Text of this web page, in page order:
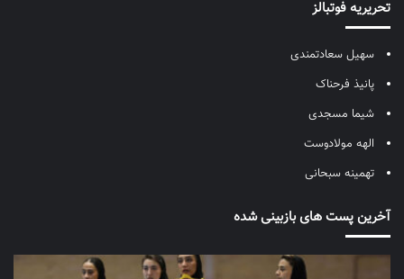
تحریریه فوتبالز
سهیل سعادتمندی
پانیذ فرحناک
شیما مسجدی
الهه مولادوست
تهمینه سبحانی
آخرین پست های بازبینی شده